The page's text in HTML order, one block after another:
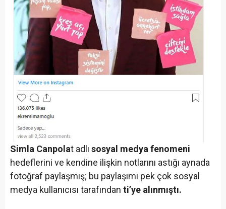
Simla Canpolat adlı sosyal medya fenomeni
hedeflerini ve kendine ilişkin notlarını astığı aynada
fotoğraf paylaşmış; bu paylaşımı pek çok sosyal
medya kullanıcısı tarafından ti’ye alınmıştı.